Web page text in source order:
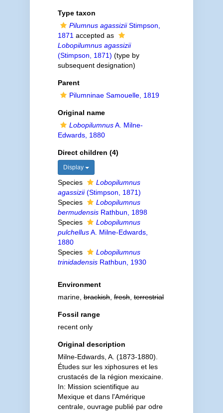
Type taxon
Pilumnus agassiziiStimpson,
1871 accepted as
Lobopilumnus agassizii
(Stimpson, 1871) (type by
subsequent designation)
Parent
Pilumninae Samouelle, 1819
Original name
LobopilumnusA. Milne-
Edwards, 1880
Direct children (4)
Display
Species
Lobopilumnus
agassizii(Stimpson, 1871)
Species
Lobopilumnus
bermudensisRathbun, 1898
Species
Lobopilumnus
pulchellusA. Milne-Edwards,
1880
Species
Lobopilumnus
trinidadensisRathbun, 1930
Environment
marine,brackish,fresh,terrestrial
Fossil range
recent only
Original description
Milne-Edwards, A. (1873-1880).
Études sur les xiphosures et les
crustacés de la région mexicaine.
In: Mission scientifique au
Mexique et dans l'Amérique
centrale, ouvrage publié par odre